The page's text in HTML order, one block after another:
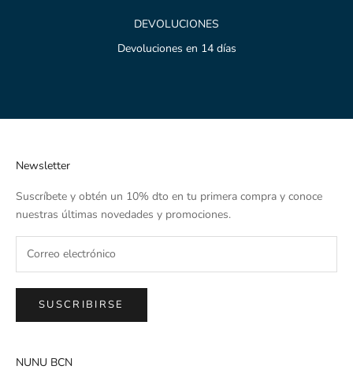
DEVOLUCIONES
Devoluciones en 14 días
Newsletter
Suscríbete y obtén un 10% dto en tu primera compra y conoce
nuestras últimas novedades y promociones.
SUSCRIBIRSE
NUNU BCN